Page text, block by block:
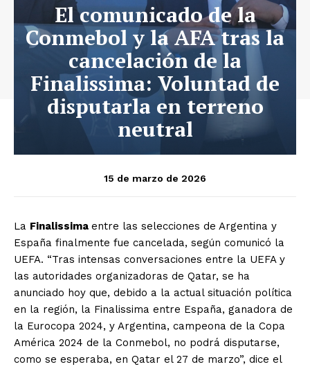
El comunicado de la
Conmebol y la AFA tras la
cancelación de la
Finalissima: Voluntad de
disputarla en terreno
neutral
15 de marzo de 2026
La Finalissima entre las selecciones de Argentina y
España finalmente fue cancelada, según comunicó la
UEFA. “Tras intensas conversaciones entre la UEFA y
las autoridades organizadoras de Qatar, se ha
anunciado hoy que, debido a la actual situación política
en la región, la Finalissima entre España, ganadora de
la Eurocopa 2024, y Argentina, campeona de la Copa
América 2024 de la Conmebol, no podrá disputarse,
como se esperaba, en Qatar el 27 de marzo”, dice el